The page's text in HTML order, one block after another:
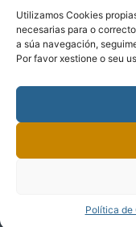
Utilizamos Cookies
necesarias para o
a súa navegación,
Por favor xestione o seu
Política de
DEPUTACIÓN